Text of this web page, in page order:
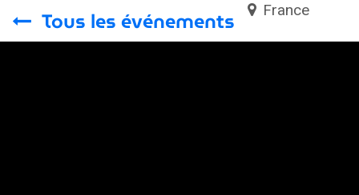
Tous les événements France